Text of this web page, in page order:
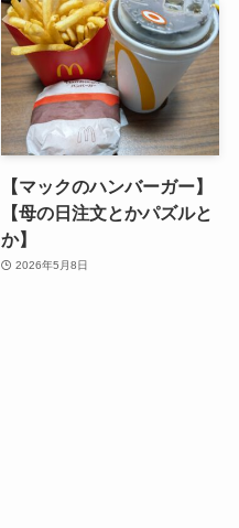
【マックのハンバーガー】
【母の日注文とかパズルと
か】
2026年5月8日